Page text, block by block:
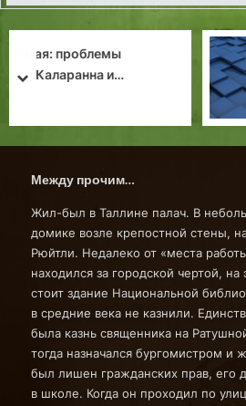
Уздечка лукоморья
Личности в истории
prev
next
Между прочим…
Жил-был в Таллине палач. В
домике возле крепостной стены,
Рюйтли. Недалеко от «места
находился за городской чертой,
стоит здание Национальной
в средние века не казнили.
была казнь священника на
тогда назначался бургомистром и
был лишен гражданских прав, его
в школе. Когда он проходил по